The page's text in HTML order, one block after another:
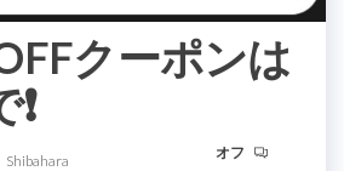
クーポンは
Shibahara オフ